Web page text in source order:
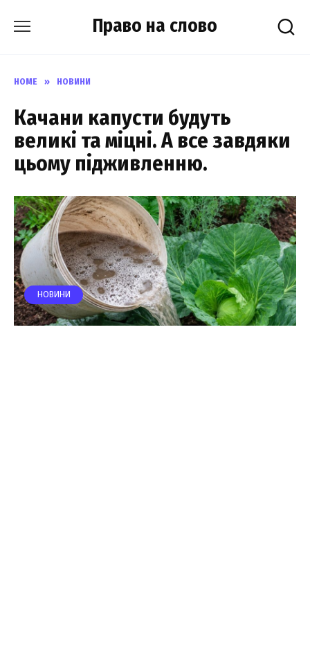
Право на слово
HOME » НОВИНИ
Качани капусти будуть
великі та міцні. А все завдяки
цьому підживленню.
НОВИНИ